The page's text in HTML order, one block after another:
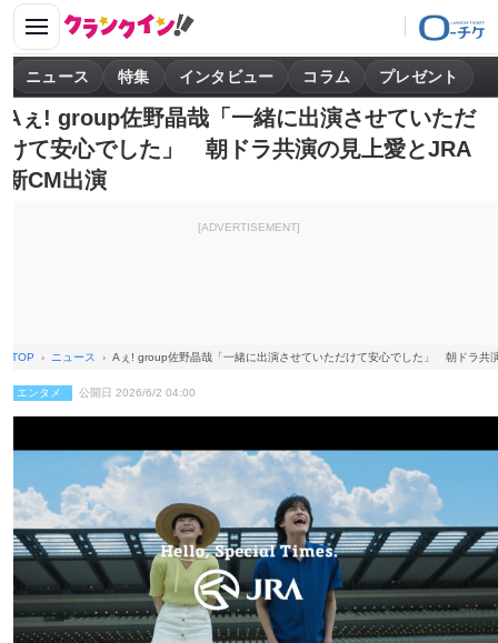
ニュース 特集 インタビュー コラム プレゼント
Aぇ! group佐野晶哉「一緒に出演させていただ
けて安心でした」 朝ドラ共演の見上愛とJRA
新CM出演
[ADVERTISEMENT]
TOP ニュース Aぇ! group佐野晶哉「一緒に出演させていただけて安心でした」 朝ドラ共
エンタメ 公開日 2026/6/2 04:00